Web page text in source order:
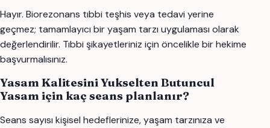
Hayır. Biorezonans tıbbi teşhis veya tedavi yerine
geçmez; tamamlayıcı bir yaşam tarzı uygulaması olarak
değerlendirilir. Tıbbi şikayetleriniz için öncelikle bir hekime
başvurmalısınız.
Yasam Kalitesini Yukselten Butuncul
Yasam için kaç seans planlanır?
Seans sayısı kişisel hedeflerinize, yaşam tarzınıza ve